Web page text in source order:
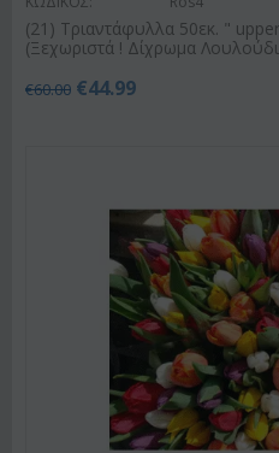
(21) Τριαντάφυλλα 50εκ. "
(Ξεχωριστά ! Δίχρωμα
€60.00 €44.99